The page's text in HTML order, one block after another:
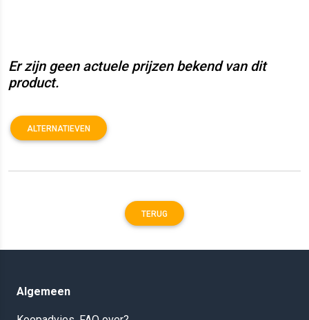
Er zijn geen actuele prijzen bekend van dit
product.
ALTERNATIEVEN
TERUG
Algemeen